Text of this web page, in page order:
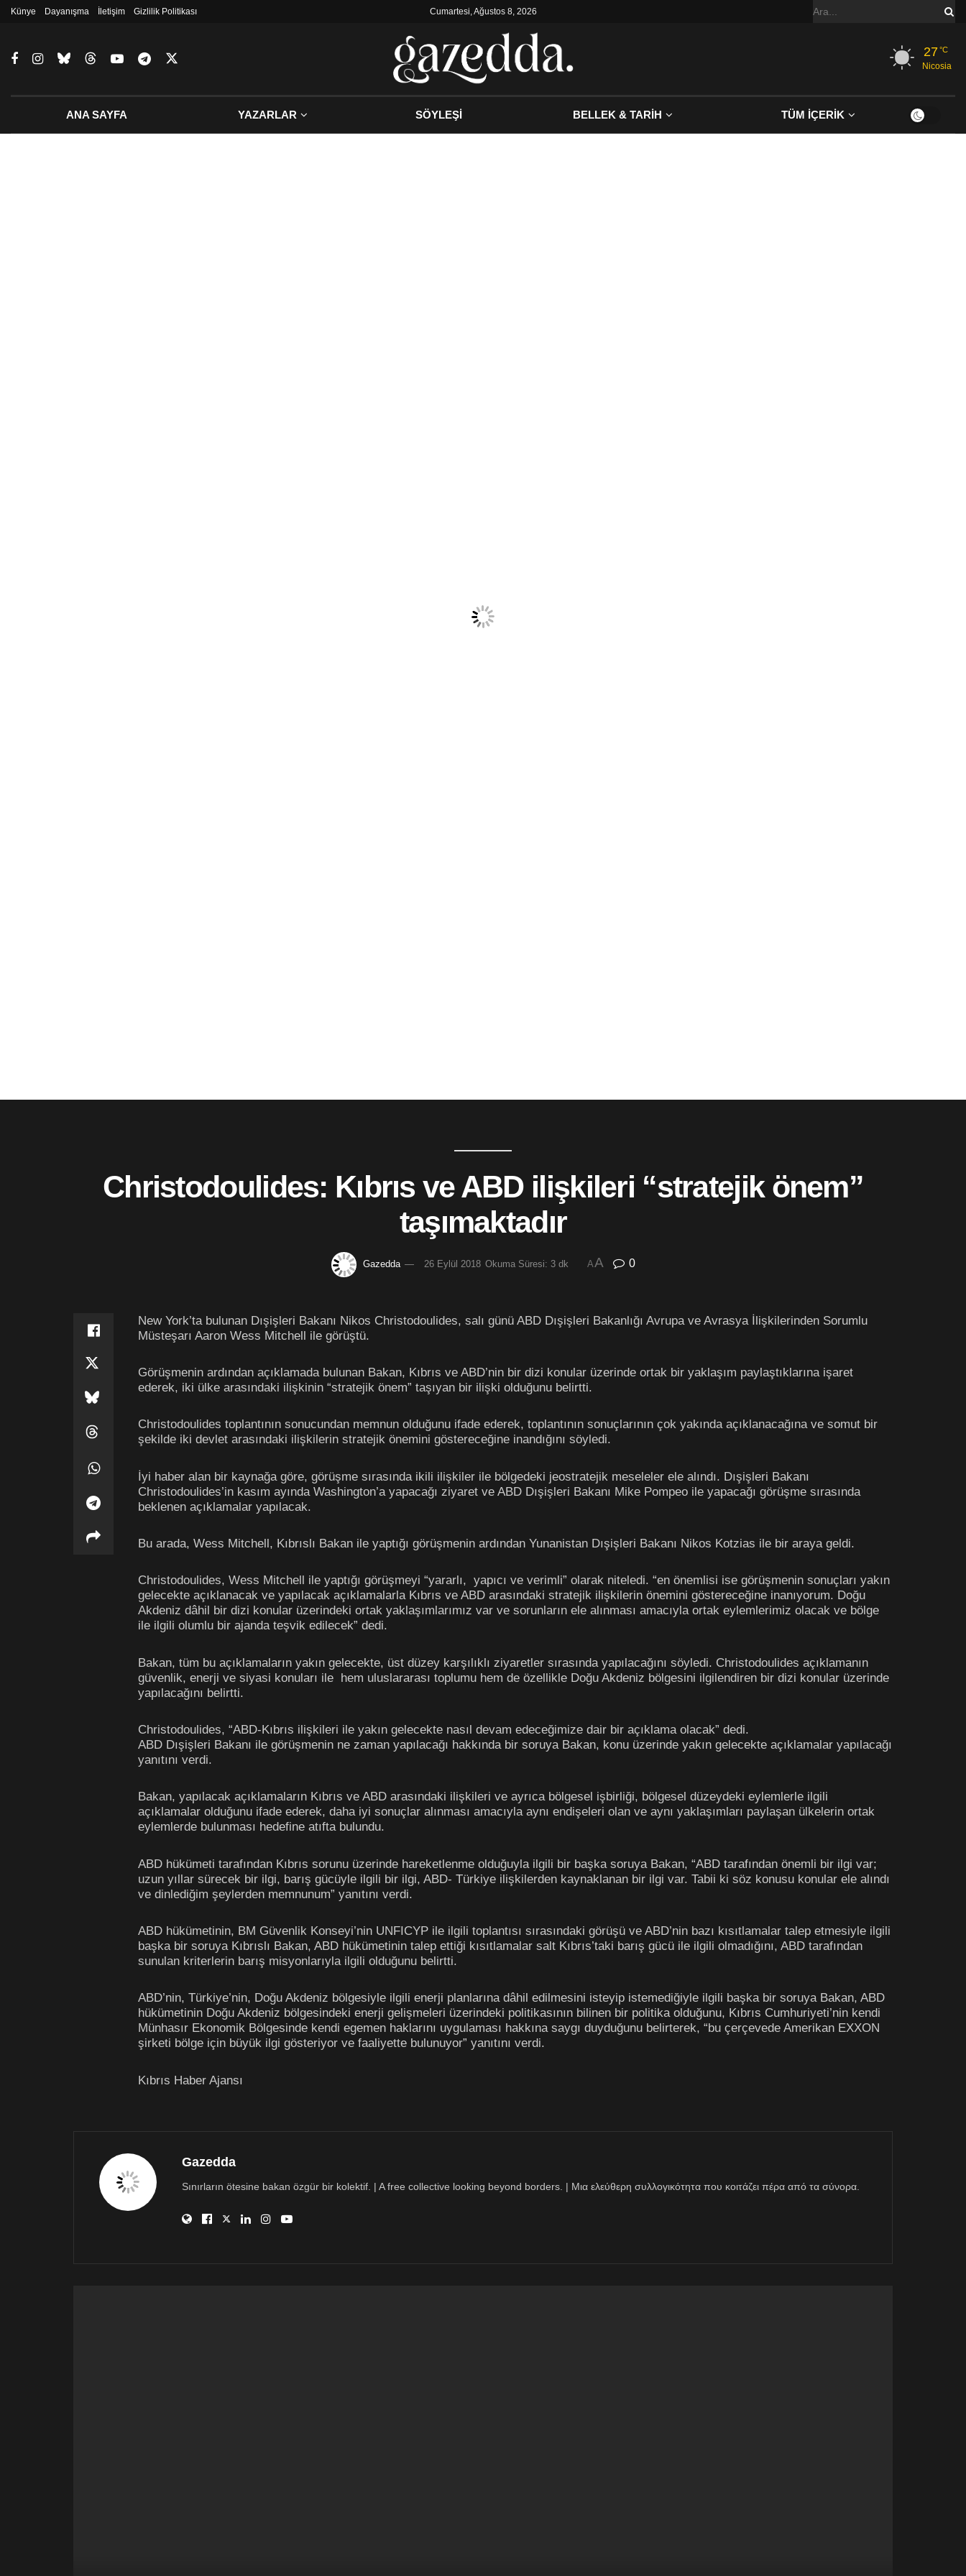
Künye Dayanışma İletişim Gizlilik Politikası Cumartesi, Ağustos 8, 2026
27°C
Nicosia
ANA SAYFA YAZARLAR SÖYLEŞİ BELLEK & TARİH TÜM İÇERİK
Christodoulides: Kıbrıs ve ABD ilişkileri “stratejik önem”
taşımaktadır
Gazedda 26 Eylül 2018 Okuma Süresi: 3 dk AA 0
New York’ta bulunan Dışişleri Bakanı Nikos Christodoulides, salı günü ABD Dışişleri Bakanlığı Avrupa ve Avrasya İlişkilerinden Sorumlu
Müsteşarı Aaron Wess Mitchell ile görüştü.
Görüşmenin ardından açıklamada bulunan Bakan, Kıbrıs ve ABD’nin bir dizi konular üzerinde ortak bir yaklaşım paylaştıklarına işaret
ederek, iki ülke arasındaki ilişkinin “stratejik önem” taşıyan bir ilişki olduğunu belirtti.
Christodoulides toplantının sonucundan memnun olduğunu ifade ederek, toplantının sonuçlarının çok yakında açıklanacağına ve somut bir
şekilde iki devlet arasındaki ilişkilerin stratejik önemini göstereceğine inandığını söyledi.
İyi haber alan bir kaynağa göre, görüşme sırasında ikili ilişkiler ile bölgedeki jeostratejik meseleler ele alındı. Dışişleri Bakanı
Christodoulides’in kasım ayında Washington’a yapacağı ziyaret ve ABD Dışişleri Bakanı Mike Pompeo ile yapacağı görüşme sırasında
beklenen açıklamalar yapılacak.
Bu arada, Wess Mitchell, Kıbrıslı Bakan ile yaptığı görüşmenin ardından Yunanistan Dışişleri Bakanı Nikos Kotzias ile bir araya geldi.
Christodoulides, Wess Mitchell ile yaptığı görüşmeyi “yararlı, yapıcı ve verimli” olarak niteledi. “en önemlisi ise görüşmenin sonuçları yakın
gelecekte açıklanacak ve yapılacak açıklamalarla Kıbrıs ve ABD arasındaki stratejik ilişkilerin önemini göstereceğine inanıyorum. Doğu
Akdeniz dâhil bir dizi konular üzerindeki ortak yaklaşımlarımız var ve sorunların ele alınması amacıyla ortak eylemlerimiz olacak ve bölge
ile ilgili olumlu bir ajanda teşvik edilecek” dedi.
Bakan, tüm bu açıklamaların yakın gelecekte, üst düzey karşılıklı ziyaretler sırasında yapılacağını söyledi. Christodoulides açıklamanın
güvenlik, enerji ve siyasi konuları ile hem uluslararası toplumu hem de özellikle Doğu Akdeniz bölgesini ilgilendiren bir dizi konular üzerinde
yapılacağını belirtti.
Christodoulides, “ABD-Kıbrıs ilişkileri ile yakın gelecekte nasıl devam edeceğimize dair bir açıklama olacak” dedi.
ABD Dışişleri Bakanı ile görüşmenin ne zaman yapılacağı hakkında bir soruya Bakan, konu üzerinde yakın gelecekte açıklamalar yapılacağı
yanıtını verdi.
Bakan, yapılacak açıklamaların Kıbrıs ve ABD arasındaki ilişkileri ve ayrıca bölgesel işbirliği, bölgesel düzeydeki eylemlerle ilgili
açıklamalar olduğunu ifade ederek, daha iyi sonuçlar alınması amacıyla aynı endişeleri olan ve aynı yaklaşımları paylaşan ülkelerin ortak
eylemlerde bulunması hedefine atıfta bulundu.
ABD hükümeti tarafından Kıbrıs sorunu üzerinde hareketlenme olduğuyla ilgili bir başka soruya Bakan, “ABD tarafından önemli bir ilgi var;
uzun yıllar sürecek bir ilgi, barış gücüyle ilgili bir ilgi, ABD- Türkiye ilişkilerden kaynaklanan bir ilgi var. Tabii ki söz konusu konular ele alındı
ve dinlediğim şeylerden memnunum” yanıtını verdi.
ABD hükümetinin, BM Güvenlik Konseyi’nin UNFICYP ile ilgili toplantısı sırasındaki görüşü ve ABD’nin bazı kısıtlamalar talep etmesiyle ilgili
başka bir soruya Kıbrıslı Bakan, ABD hükümetinin talep ettiği kısıtlamalar salt Kıbrıs’taki barış gücü ile ilgili olmadığını, ABD tarafından
sunulan kriterlerin barış misyonlarıyla ilgili olduğunu belirtti.
ABD’nin, Türkiye’nin, Doğu Akdeniz bölgesiyle ilgili enerji planlarına dâhil edilmesini isteyip istemediğiyle ilgili başka bir soruya Bakan, ABD
hükümetinin Doğu Akdeniz bölgesindeki enerji gelişmeleri üzerindeki politikasının bilinen bir politika olduğunu, Kıbrıs Cumhuriyeti’nin kendi
Münhasır Ekonomik Bölgesinde kendi egemen haklarını uygulaması hakkına saygı duyduğunu belirterek, “bu çerçevede Amerikan EXXON
şirketi bölge için büyük ilgi gösteriyor ve faaliyette bulunuyor” yanıtını verdi.
Kıbrıs Haber Ajansı
Gazedda
Sınırların ötesine bakan özgür bir kolektif. | A free collective looking beyond borders. | Μια ελεύθερη συλλογικότητα που κοιτάζει πέρα από τα σύνορα.